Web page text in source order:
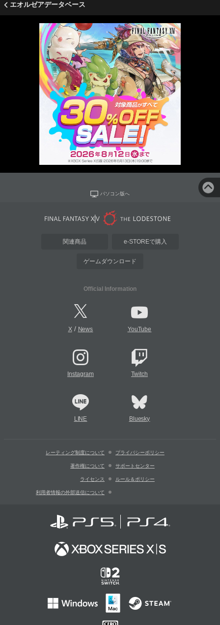
エオルゼアデータベース
パソコン版へ
関連商品 e-STOREで購入
ゲームダウンロード
Official Information
X/ News YouTube
Instagram Twitch
LINE Bluesky
レーティング制度について プライバシーポリシー
著作権について サポートセンター
ライセンス ルール＆ポリシー
利用者情報の外部送信について